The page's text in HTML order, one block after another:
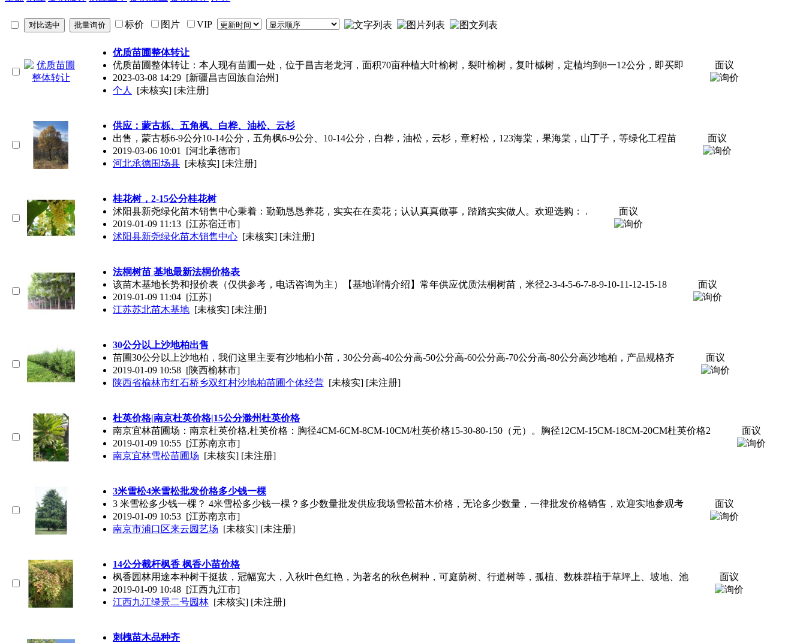
标价 图片 VIP
优质苗圃整体转让
优质苗圃整体转让：本人现有苗圃一处，位于昌吉老龙河，面积70亩种植大叶榆树，裂叶榆树，复叶槭树，定植均到8一12公分，即买即
2023-03-08 14:29 [新疆昌吉回族自治州]
个人
[未核实] [未注册]
面议
供应：蒙古栎、五角枫、白桦、油松、云杉
出售，蒙古栎6-9公分10-14公分，五角枫6-9公分、10-14公分，白桦，油松，云杉，章籽松，123海棠，果海棠，山丁子，等绿化工程苗
2019-03-06 10:01 [河北承德市]
河北承德围场县 [未核实] [未注册]
面议
桂花树，2-15公分桂花树
沭阳县新尧绿化苗木销售中心秉着：勤勤恳恳养花，实实在在卖花；认认真真做事，踏踏实实做人。欢迎选购： .
2019-01-09 11:13 [江苏宿迁市]
沭阳县新尧绿化苗木销售中心 [未核实] [未注册]
面议
法桐树苗 基地最新法桐价格表
该苗木基地长势和报价表（仅供参考，电话咨询为主）【基地详情介绍】常年供应优质法桐树苗，米径2-3-4-5-6-7-8-9-10-11-12-15-18
2019-01-09 11:04 [江苏]
江苏苏北苗木基地 [未核实] [未注册]
面议
30公分以上沙地柏出售
苗圃30公分以上沙地柏，我们这里主要有沙地柏小苗，30公分高-40公分高-50公分高-60公分高-70公分高-80公分高沙地柏，产品规格齐
2019-01-09 10:58 [陕西榆林市]
陕西省榆林市红石桥乡双红村沙地柏苗圃个体经营 [未核实] [未注册]
面议
杜英价格|南京杜英价格|15公分滁州杜英价格
南京宜林苗圃场：南京杜英价格,杜英价格：胸径4CM-6CM-8CM-10CM/杜英价格15-30-80-150（元）。胸径12CM-15CM-18CM-20CM杜英价格2
2019-01-09 10:55 [江苏南京市]
南京宜林雪松苗圃场 [未核实] [未注册]
面议
3米雪松4米雪松批发价格多少钱一棵
3 米雪松多少钱一棵？ 4米雪松多少钱一棵？多少数量批发供应我场雪松苗木价格，无论多少数量，一律批发价格销售，欢迎实地参观考
2019-01-09 10:53 [江苏南京市]
南京市浦口区来云园艺场 [未核实] [未注册]
面议
14公分截杆枫香 枫香小苗价格
枫香园林用途本种树干挺拔，冠幅宽大，入秋叶色红艳，为著名的秋色树种，可庭荫树、行道树等，孤植、数株群植于草坪上、坡地、池
2019-01-09 10:48 [江西九江市]
江西九江绿景二号园林 [未核实] [未注册]
面议
刺槐苗木品种齐